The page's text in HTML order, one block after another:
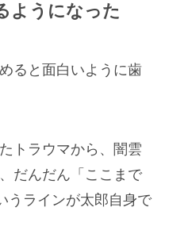
ようになった
ると面白いように歯
トラウマから、闇雲
だんだん「ここまで
うラインが太郎自身で